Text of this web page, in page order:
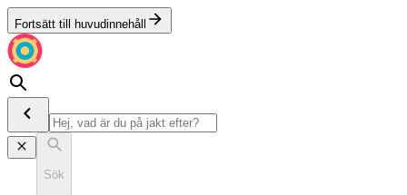
Fortsätt till huvudinnehåll
Sök